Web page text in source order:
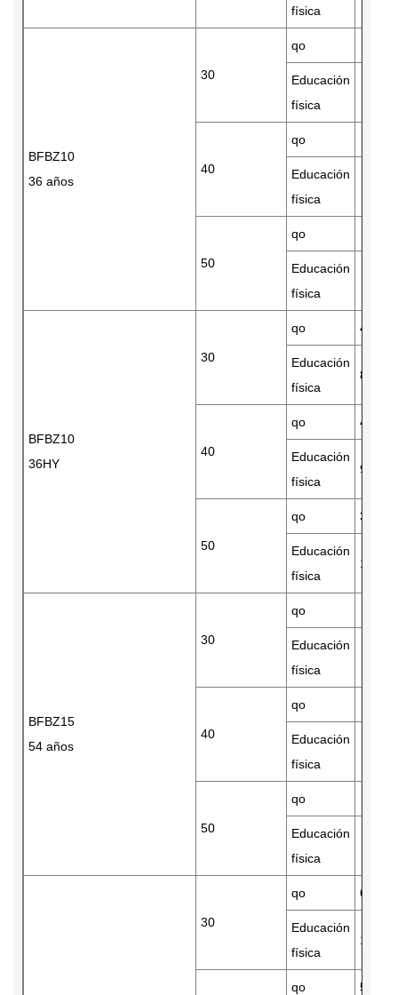
física
BFBZ10
36 años
30
qo
Educación
física
40
qo
Educación
física
50
qo
Educación
física
BFBZ10
36HY
30
qo 45950
Educación
física
8.81
40
qo 40660
Educación
física
9.95
50
qo 34920
Educación
física
11.92
BFBZ15
54 años
30
qo
Educación
física
40
qo
Educación
física
50
qo
Educación
física
30
qo 67550
Educación
física
12.32
qo 57190